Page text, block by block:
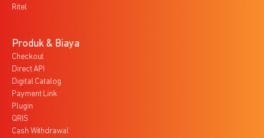
Ritel
Produk & Biaya
Checkout
Direct API
Digital Catalog
Payment Link
Plugin
QRIS
Cash Withdrawal